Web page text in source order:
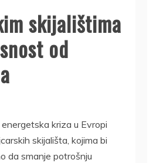
skijalištima
od
kriza u Evropi
skijališta, kojima bi
da smanje potrošnju